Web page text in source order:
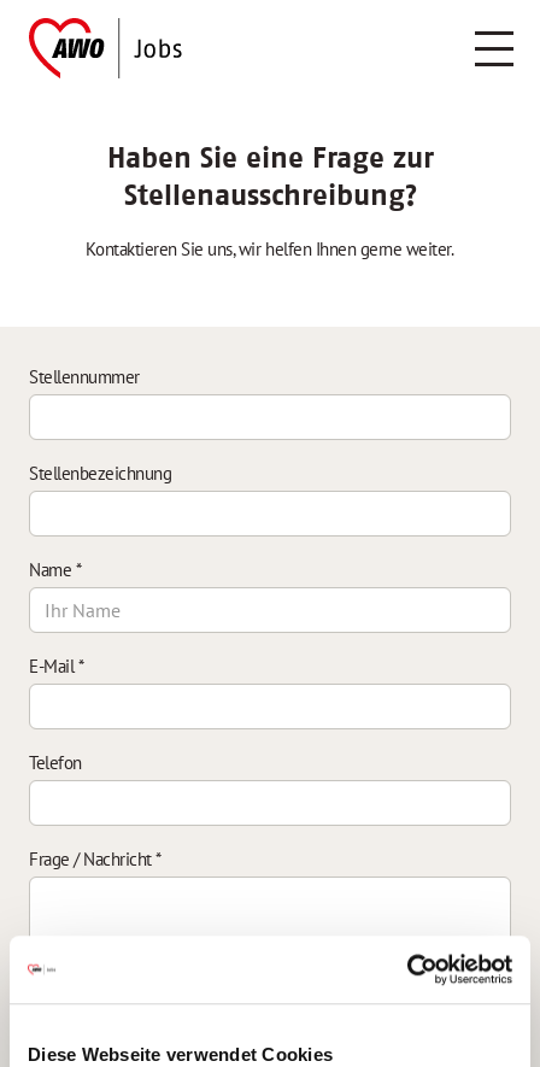
Diese Webseite verwendet Cookies
Haben Sie eine Frage zur
Stellenausschreibung?
Kontaktieren Sie uns, wir helfen Ihnen gerne weiter.
Stellennummer
Stellenbezeichnung
Name *
E-Mail*
Telefon
Frage / Nachricht*